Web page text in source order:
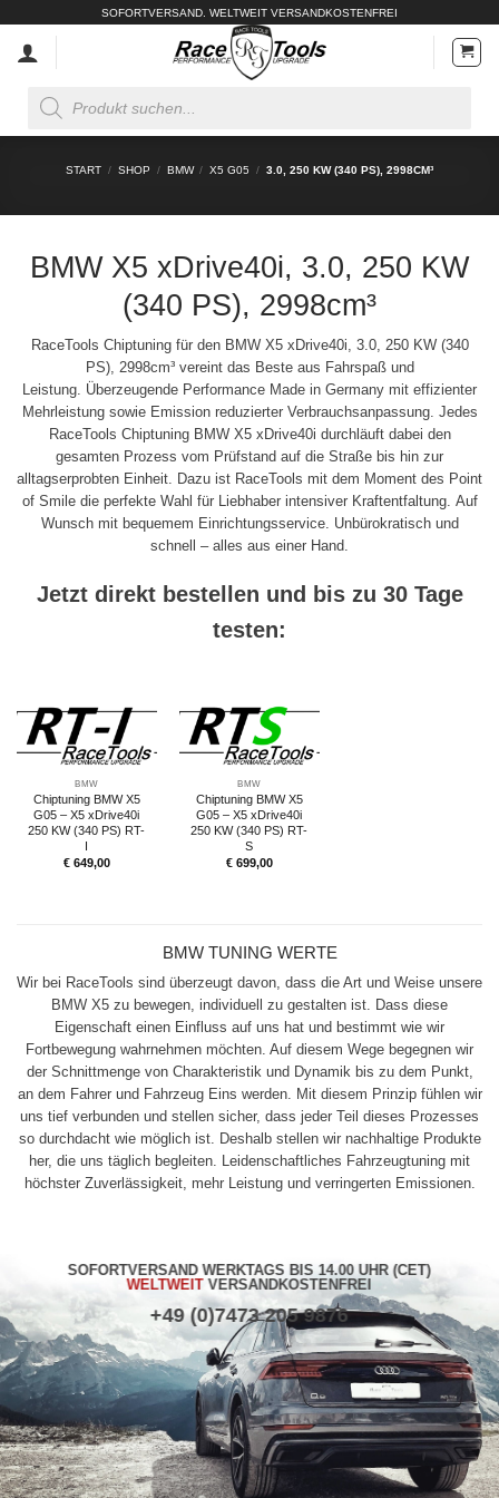
springen
SOFORTVERSAND. WELTWEIT VERSANDKOSTENFREI
search
START / SHOP / BMW / X5 G05 / 3.0, 250 KW (340 PS), 2998CM³
BMW X5 xDrive40i, 3.0, 250 KW
(340 PS), 2998cm³
RaceTools Chiptuning für den BMW X5 xDrive40i, 3.0, 250 KW (340
PS), 2998cm³ vereint das Beste aus Fahrspaß und
Leistung. Überzeugende Performance Made in Germany mit effizienter
Mehrleistung sowie Emission reduzierter Verbrauchsanpassung. Jedes
RaceTools Chiptuning BMW X5 xDrive40i durchläuft dabei den
gesamten Prozess vom Prüfstand auf die Straße bis hin zur
alltagserprobten Einheit. Dazu ist RaceTools mit dem Moment des Point
of Smile die perfekte Wahl für Liebhaber intensiver Kraftentfaltung. Auf
Wunsch mit bequemem Einrichtungsservice. Unbürokratisch und
schnell – alles aus einer Hand.
Jetzt direkt bestellen und bis zu 30 Tage
testen:
BMW
Chiptuning BMW X5
G05 – X5 xDrive40i
250 KW (340 PS) RT-
I
€649,00
BMW
Chiptuning BMW X5
G05 – X5 xDrive40i
250 KW (340 PS) RT-
S
€699,00
BMW TUNING WERTE
Wir bei RaceTools sind überzeugt davon, dass die Art und Weise unsere
BMW X5 zu bewegen, individuell zu gestalten ist. Dass diese
Eigenschaft einen Einfluss auf uns hat und bestimmt wie wir
Fortbewegung wahrnehmen möchten. Auf diesem Wege begegnen wir
der Schnittmenge von Charakteristik und Dynamik bis zu dem Punkt,
an dem Fahrer und Fahrzeug Eins werden. Mit diesem Prinzip fühlen wir
uns tief verbunden und stellen sicher, dass jeder Teil dieses Prozesses
so durchdacht wie möglich ist. Deshalb stellen wir nachhaltige Produkte
her, die uns täglich begleiten. Leidenschaftliches Fahrzeugtuning mit
höchster Zuverlässigkeit, mehr Leistung und verringerten Emissionen.
SOFORTVERSAND WERKTAGS BIS 14.00 UHR (CET)
WELTWEITVERSANDKOSTENFREI
+49 (0)7473 205 9876